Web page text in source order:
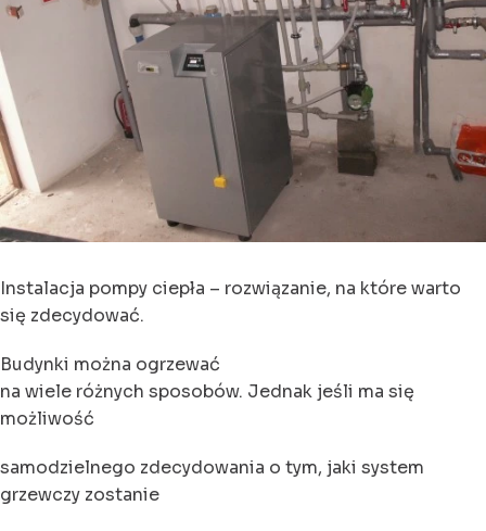
Instalacja pompy ciepła – rozwiązanie, na które warto
się zdecydować.
Budynki można ogrzewać
na wiele różnych sposobów. Jednak jeśli ma się
możliwość
samodzielnego zdecydowania o tym, jaki system
grzewczy zostanie